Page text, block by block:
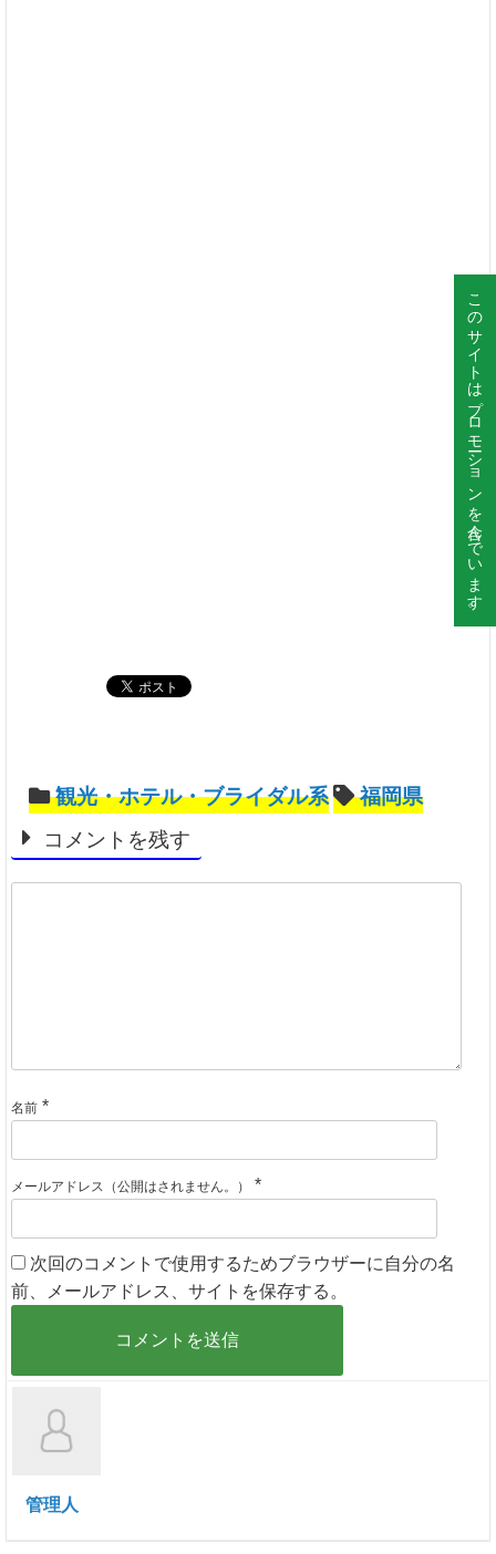
観光・ホテル・ブライダル系
福岡県
コメントを残す
名前 *
メールアドレス（公開はされません。） *
次回のコメントで使用するためブラウザーに自分の名
前、メールアドレス、サイトを保存する。
管理人
このサイトはプロモーションを含んでいます。